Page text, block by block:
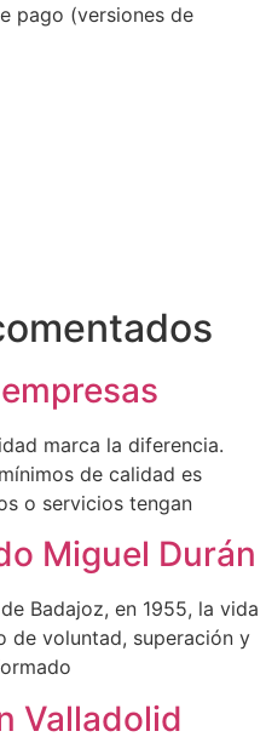
pago (versiones de
marca la diferencia.
de calidad es
o servicios tengan
Miguel Durán
Badajoz, en 1955, la vida
de voluntad, superación y
Valladolid